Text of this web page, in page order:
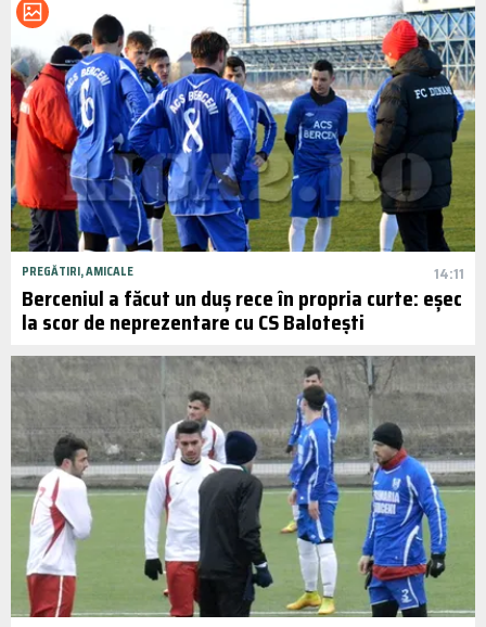
PREGĂTIRI, AMICALE 14:11
Berceniul a făcut un duș rece în propria curte: eșec
la scor de neprezentare cu CS Balotești